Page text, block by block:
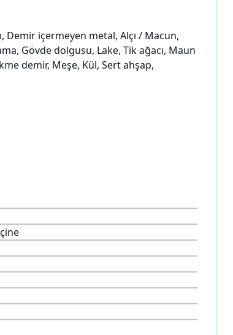
Demir içermeyen metal, Alçı / Macun,
Gövde dolgusu, Lake, Tik ağacı, Maun
demir, Meşe, Kül, Sert ahşap,